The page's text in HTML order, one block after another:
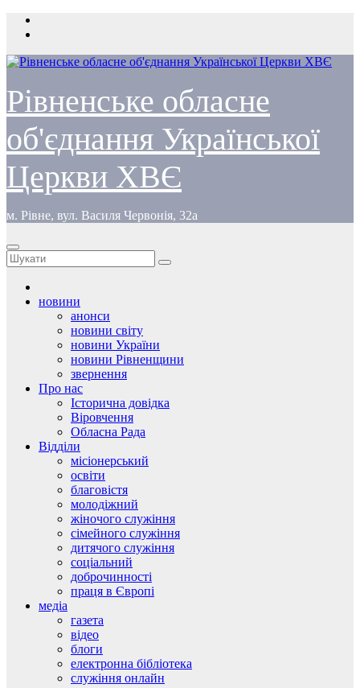
Перейти
Рівненське обласне
об'єднання Української
Церкви ХВЄ
м. Рівне, вул. Василя Червонія, 32а
новини
анонси
новини світу
новини України
новини Рівненщини
звернення
Про нас
Історична довідка
Віровчення
Обласна Рада
Відділи
місіонерський
освіти
благовістя
молодіжний
жіночого служіння
сімейного служіння
дитячого служіння
соціальний
доброчинності
праця в Європі
медіа
газета
відео
блоги
електронна бібліотека
служіння онлайн